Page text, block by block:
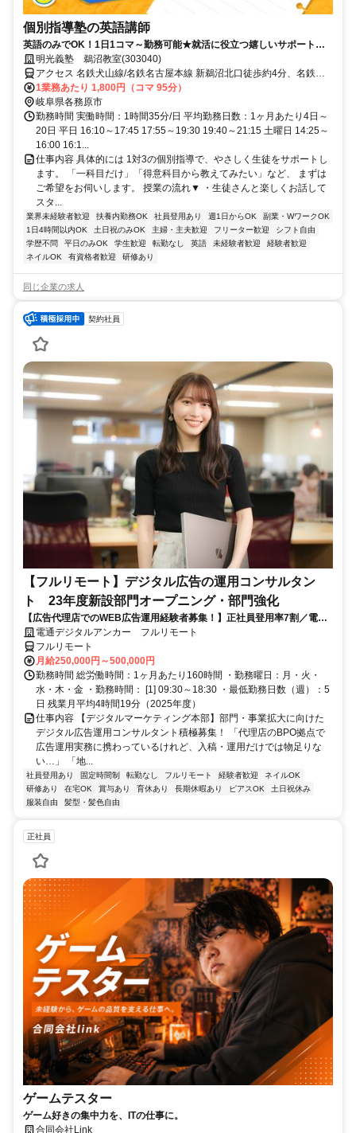
個別指導塾の英語講師
英語のみでOK！1日1コマ～勤務可能★就活に役立つ嬉しいサポートも
◎ミドル・シニアも活躍中
明光義塾 鵜沼教室(303040)
アクセス 名鉄犬山線/名鉄名古屋本線 新鵜沼北口徒歩約4分、名鉄各
務原線 新鵜沼北口徒歩約4分、ＪＲ高山本線 鵜沼北口徒歩約4分
1業務あたり 1,800円（コマ 95分）
岐阜県各務原市
勤務時間 実働時間：1時間35分/日 平均勤務日数：1ヶ月あたり4日～
20日 平日 16:10～17:45 17:55～19:30 19:40～21:15 土曜日 14:25～
16:00 16:1...
仕事内容 具体的には 1対3の個別指導で、やさしく生徒をサポートし
ます。 「一科目だけ」「得意科目から教えてみたい」など、 まずは
ご希望をお伺いします。 授業の流れ▼ ・生徒さんと楽しくお話して
スタ...
業界未経験者歓迎 扶養内勤務OK 社員登用あり 週1日からOK
副業・WワークOK
1日4時間以内OK
土日祝のみOK 主婦・主夫歓迎 フリーター歓迎
シフト自由
学歴不問
平日のみOK 学生歓迎 転勤なし 英語 未経験者歓迎
経験者歓迎
ネイルOK
有資格者歓迎 研修あり
同じ企業の求人
契約社員
【フルリモート】デジタル広告の運用コンサルタン
ト 23年度新設部門オープニング・部門強化
【広告代理店でのWEB広告運用経験者募集！】正社員登用率7割／電通
G／全国×完全在宅／年休126日・土日祝休み／残業月平均4時間19分
電通デジタルアンカー フルリモート
フルリモート
月給250,000円～500,000円
勤務時間 総労働時間：1ヶ月あたり160時間 ・勤務曜日：月・火・
水・木・金 ・勤務時間： [1] 09:30～18:30 ・最低勤務日数（週）：5
日 残業月平均4時間19分（2025年度）
仕事内容 【デジタルマーケティング本部】部門・事業拡大に向けた
デジタル広告運用コンサルタント積極募集！ 「代理店のBPO拠点で
広告運用実務に携わっているけれど、入稿・運用だけでは物足りな
い…」 「地...
社員登用あり 固定時間制 転勤なし フルリモート 経験者歓迎
ネイルOK
研修あり
在宅OK 賞与あり 育休あり 長期休暇あり ピアスOK
土日祝休み
服装自由
髪型・髪色自由
正社員
ゲームテスター
ゲーム好きの集中力を、ITの仕事に。
合同会社Link